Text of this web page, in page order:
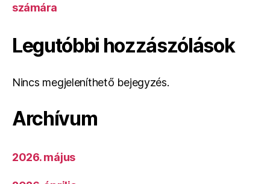
számára
Legutóbbi hozzászólások
Nincs megjeleníthető bejegyzés.
Archívum
2026. május